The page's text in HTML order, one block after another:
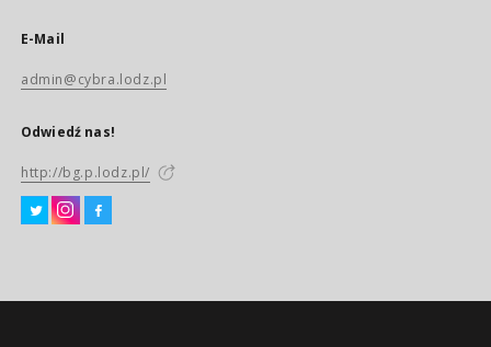
E-Mail
admin@cybra.lodz.pl
Odwiedź nas!
http://bg.p.lodz.pl/